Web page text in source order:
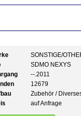
SONSTIGE/
SDMO NEXYS
--.2011
12679
Zubehör /
auf Anfrage